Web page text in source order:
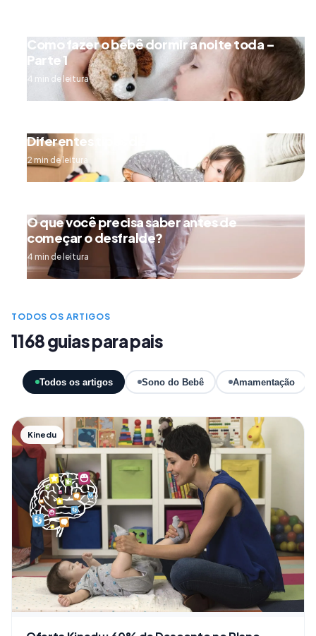
Como fazer o bebê dormir a noite toda –
Parte 1
4 min de leitura
Diferentes tipos de engatinhar
2 min de leitura
O que você precisa saber antes de
começar o desfralde?
4 min de leitura
TODOS OS ARTIGOS
1168 guias para pais
Todos os artigos Sono do Bebê Amamentação
Kinedu